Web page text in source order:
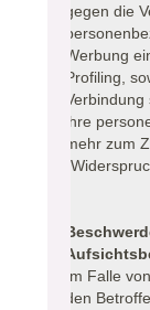
gegen die
Werbung
Profiling,
ihre
mehr zum
Im Falle
den